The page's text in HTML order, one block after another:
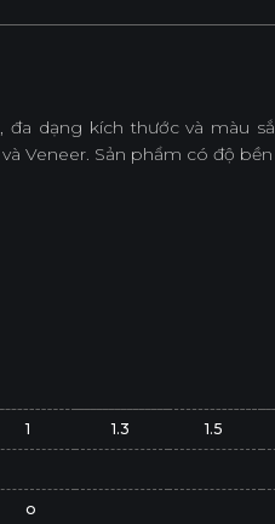
dạng kích thước và màu
Veneer. Sản phẩm có độ bền
1 1.3 1.5
o